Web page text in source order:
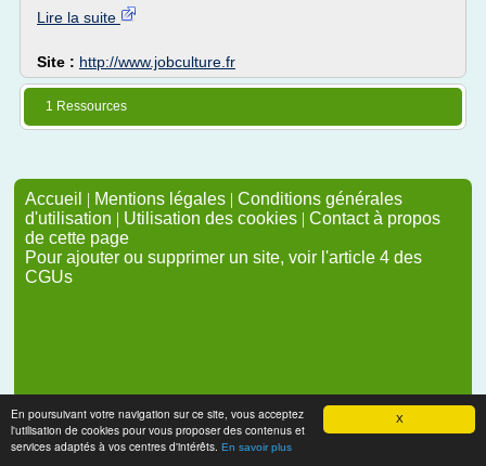
X
En poursuivant votre navigation sur ce site, vous acceptez
l'utilisation de cookies pour vous proposer des contenus et
services adaptés à vos centres d'intérêts. En savoir plus
Lire la suite
Site : http://www.jobculture.fr
1 Ressources
Accueil | Mentions légales | Conditions générales
d'utilisation | Utilisation des cookies | Contact à propos
de cette page
Pour ajouter ou supprimer un site, voir l'article 4 des
CGUs